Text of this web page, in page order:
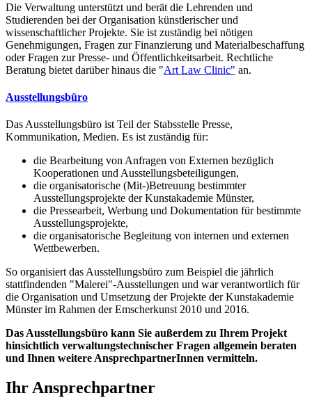
Die Verwaltung unterstützt und berät die Lehrenden und
Studierenden bei der Organisation künstlerischer und
wissenschaftlicher Projekte. Sie ist zuständig bei nötigen
Genehmigungen, Fragen zur Finanzierung und Materialbeschaffung
oder Fragen zur Presse- und Öffentlichkeitsarbeit. Rechtliche
Beratung bietet darüber hinaus die "Art Law Clinic" an.
Ausstellungsbüro
Das Ausstellungsbüro ist Teil der Stabsstelle Presse,
Kommunikation, Medien. Es ist zuständig für:
die Bearbeitung von Anfragen von Externen bezüglich
Kooperationen und Ausstellungsbeteiligungen,
die organisatorische (Mit-)Betreuung bestimmter
Ausstellungsprojekte der Kunstakademie Münster,
die Pressearbeit, Werbung und Dokumentation für bestimmte
Ausstellungsprojekte,
die organisatorische Begleitung von internen und externen
Wettbewerben.
So organisiert das Ausstellungsbüro zum Beispiel die jährlich
stattfindenden "Malerei"-Ausstellungen und war verantwortlich für
die Organisation und Umsetzung der Projekte der Kunstakademie
Münster im Rahmen der Emscherkunst 2010 und 2016.
Das Ausstellungsbüro kann Sie außerdem zu Ihrem Projekt
hinsichtlich verwaltungstechnischer Fragen allgemein beraten
und Ihnen weitere AnsprechpartnerInnen vermitteln.
Ihr Ansprechpartner